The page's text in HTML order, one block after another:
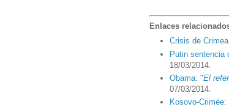
Enlaces
Crisis de
Putin sentencia
18/03/2014.
Obama: "El
07/03/2014.
Kosovo-